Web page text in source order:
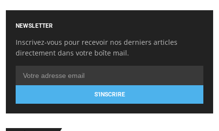
NEWSLETTER
Inscrivez-vous pour recevoir nos derniers articles
directement dans votre boîte mail.
S'INSCRIRE